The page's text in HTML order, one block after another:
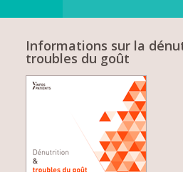
Informations sur la
troubles du goût